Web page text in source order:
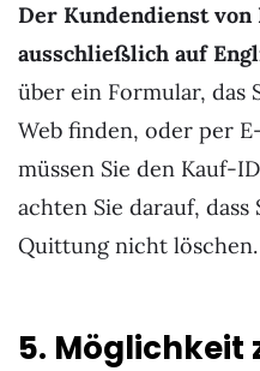
Der Kundendienst von
ausschließlich auf
über ein Formular, das
Web finden, oder per
müssen Sie den Kauf-
achten Sie darauf,
Quittung nicht löschen.
5. Möglichkeit